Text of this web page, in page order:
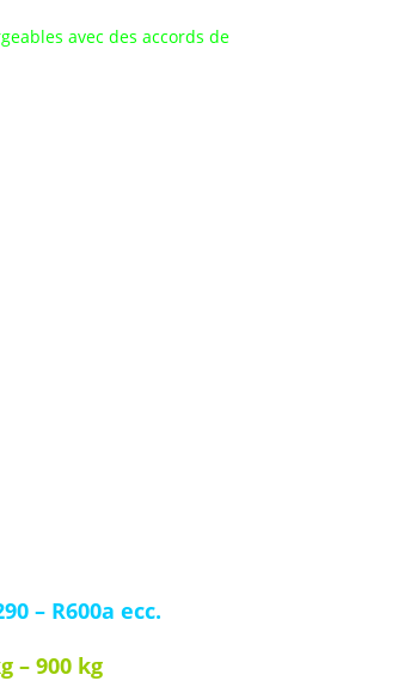
avec des accords de
– R600a ecc.
– 900 kg